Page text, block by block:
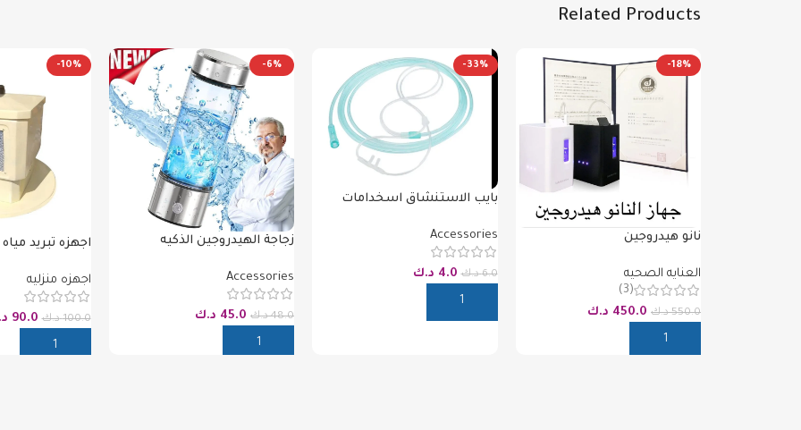
Related Products
-18%
نانو هيدروجين
العنايه الصحيه
(3)
550.0 د.ك 450.0 د.ك
إضافة إلى السلة
-33%
بايب الاستنشاق اسخدامات
Accessories
6.0 د.ك 4.0 د.ك
إضافة إلى السلة
-6%
زجاجة الهيدروجين الذكيه
Accessories
48.0 د.ك 45.0 د.ك
إضافة إلى السلة
-10%
اجهزه تبريد
اجهزه منزليه
100.0 د.ك 90.0
إضافة إلى